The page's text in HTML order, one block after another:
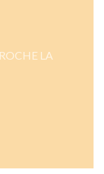
LA
σε νέο παράθυρο))
σε νέο
((ανοίγει σε